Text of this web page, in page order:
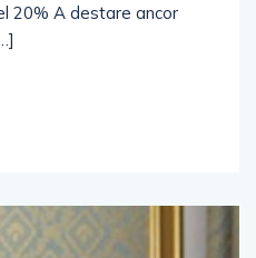
20% A destare ancor